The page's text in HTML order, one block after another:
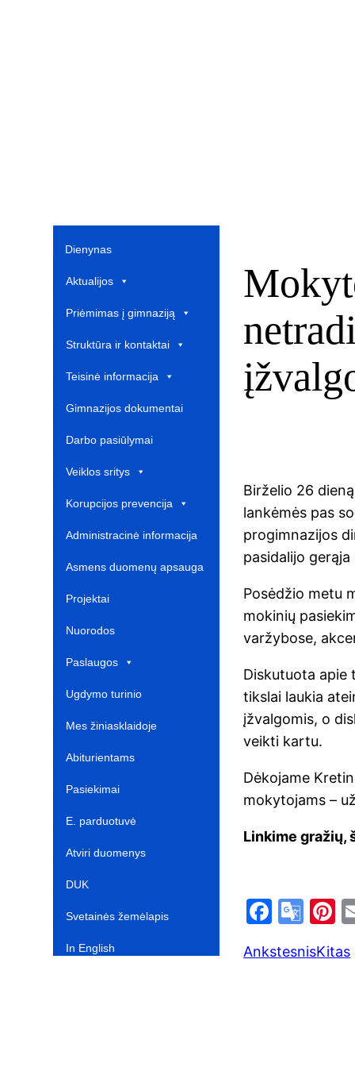
Dienynas
Aktualijos
Priėmimas į gimnaziją
Struktūra ir kontaktai
Teisinė informacija
Gimnazijos dokumentai
Darbo pasiūlymai
Veiklos sritys
Korupcijos prevencija
Administracinė informacija
Asmens duomenų apsauga
Projektai‎
Nuorodos ‎ ‎ ‎ ‎ ‎ ‎ ‎ ‎ ‎ ‎ ‎‎
Paslaugos
Ugdymo turinio
atnaujinimas‎
Mes žiniasklaidoje‎
Abiturientams‎‎
Pasiekimai
E. parduotuvė ‎ ‎ ‎ ‎ ‎ ‎ ‎ ‎ ‎ ‎ ‎ ‎ ‎
Atviri duomenys
DUK
Svetainės žemėlapis
In English‎
Birželio 26
lankėmės pas
progimnazijos
pasidalijo
Posėdžio metu
mokinių
varžybose,
Diskutuota apie
tikslai laukia
įžvalgomis, o
veikti kartu.
Dėkojame
mokytojams –
Linkime gražių,
F
c
G
o er
AnkstesnisKitas